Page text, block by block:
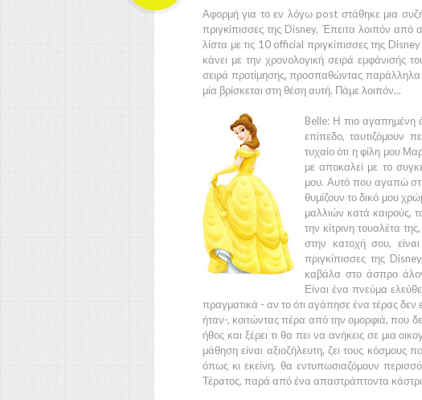
Αφορμή για το εν λόγω post στάθηκε μια
πριγκίπισσες της Disney. Έπειτα λοιπόν από
λίστα με τις 10official πριγκίπισσες της Disney
κάνει με την χρονολογική σειρά εμφάνισής
σειρά προτίμησης, προσπαθώντας
μία βρίσκεται στη θέση αυτή. Πάμε λοιπόν...
Belle: Η πιο αγαπημένη
επίπεδο, ταυτιζόμουν
τυχαίο ότι η φίλη μου
με αποκαλεί με το
μου. Αυτό που αγαπώ
θυμίζουν το δικό μου
μαλλιών κατά καιρούς,
την κίτρινη τουαλέτα
στην κατοχή σου,
πριγκίπισσες της Disney,
καβάλα στο άσπρο
Είναι ένα πνεύμα
πραγματικά - αν το ότι αγάπησε ένα τέρας δεν
ήταν-, κοιτώντας πέρα από την ομορφιά, που
ήθος και ξέρει τι θα πει να ανήκεις σε μια
μάθηση είναι αξιοζήλευτη, ζει τους κόσμους
όπως κι εκείνη, θα εντυπωσιαζόμουν
Τέρατος, παρά από ένα απαστράπτοντα